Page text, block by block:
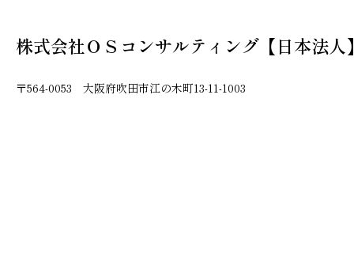
株式会社ＯＳコンサルティング【日本法人
〒564-0053 大阪府吹田市江の木町13-11-1003